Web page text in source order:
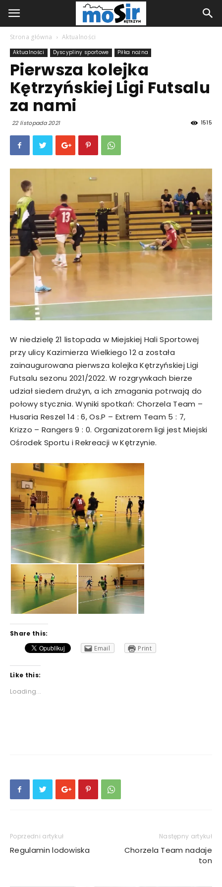
Strona główna Aktualności
Aktualności Dyscypliny sportowe Piłka nożna
Pierwsza kolejka
Kętrzyńskiej Ligi Futsalu
za nami
22 listopada 2021 1515
W niedzielę 21 listopada w Miejskiej Hali Sportowej
przy ulicy Kazimierza Wielkiego 12 a została
zainaugurowana pierwsza kolejka Kętrzyńskiej Ligi
Futsalu sezonu 2021/2022. W rozgrywkach bierze
udział siedem drużyn, a ich zmagania potrwają do
połowy stycznia. Wyniki spotkań: Chorzela Team –
Husaria Reszel 14 : 6, Os.P – Extrem Team 5 : 7,
Krizzo – Rangers 9 : 0. Organizatorem ligi jest Miejski
Ośrodek Sportu i Rekreacji w Kętrzynie.
Share this:
Email
Print
Like this:
Loading...
Poprzedni artykuł
Regulamin lodowiska
Następny artykuł
Chorzela Team nadaje
ton